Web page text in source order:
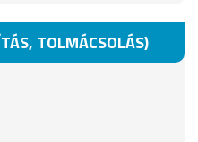
TOLMÁCSOLÁS)